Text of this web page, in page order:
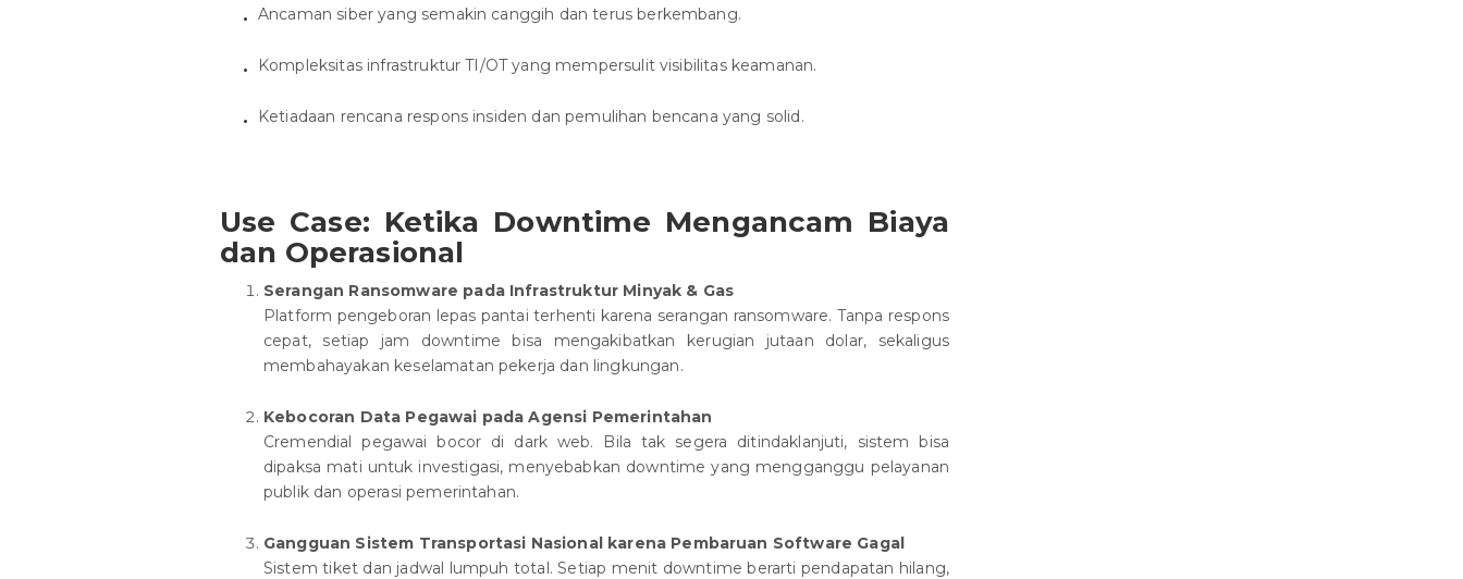
Ancaman siber yang semakin canggih dan terus berkembang.
Kompleksitas infrastruktur TI/OT yang mempersulit visibilitas keamanan.
Ketiadaan rencana respons insiden dan pemulihan bencana yang solid.
Use Case: Ketika Downtime Mengancam Biaya
dan Operasional
Serangan Ransomware pada Infrastruktur Minyak & Gas
Platform pengeboran lepas pantai terhenti karena serangan ransomware. Tanpa respons
cepat, setiap jam downtime bisa mengakibatkan kerugian jutaan dolar, sekaligus
membahayakan keselamatan pekerja dan lingkungan.
Kebocoran Data Pegawai pada Agensi Pemerintahan
Cremendial pegawai bocor di dark web. Bila tak segera ditindaklanjuti, sistem bisa
dipaksa mati untuk investigasi, menyebabkan downtime yang mengganggu pelayanan
publik dan operasi pemerintahan.
Gangguan Sistem Transportasi Nasional karena Pembaruan Software Gagal
Sistem tiket dan jadwal lumpuh total. Setiap menit downtime berarti pendapatan hilang,